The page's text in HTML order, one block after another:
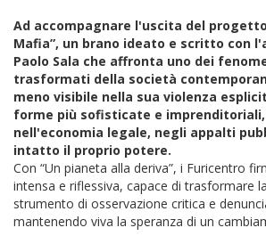
Ad accompagnare l'uscita del
Mafia”, un brano ideato e scritto con
Paolo Sala che affronta uno dei
trasformati della società
meno visibile nella sua violenza
forme più sofisticate e
nell'economia legale, negli appalti
intatto il proprio potere.
Con “Un pianeta alla deriva”, i Furicentro
intensa e riflessiva, capace di trasformare
strumento di osservazione critica e
mantenendo viva la speranza di un